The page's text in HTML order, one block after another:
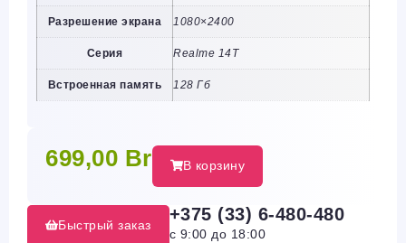
Разрешение экрана 1080×2400
Серия Realme 14T
Встроенная память 128 Гб
699,00 Br В корзину
Быстрый заказ
+375 (33) 6-480-480
с 9:00 до 18:00